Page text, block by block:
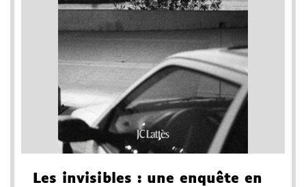
Les invisibles : une enquête en